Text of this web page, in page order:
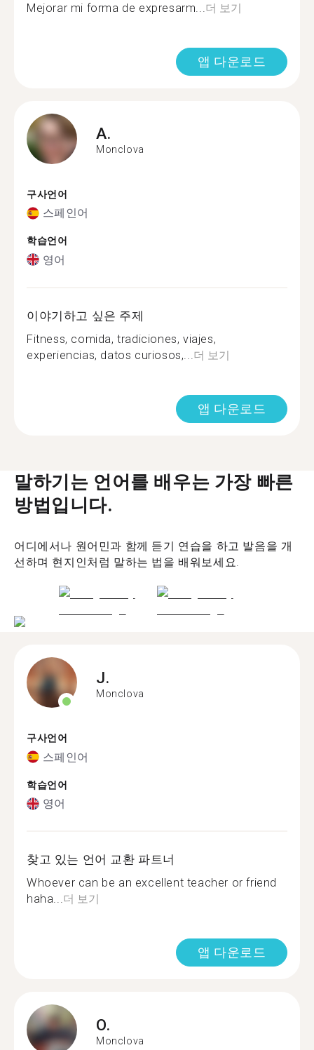
Mejorar mi forma de expresarm... 더 보기
앱 다운로드
A.
Monclova
구사언어
스페인어
학습언어
영어
이야기하고 싶은 주제
Fitness, comida, tradiciones, viajes,
experiencias, datos curiosos,... 더 보기
앱 다운로드
말하기는 언어를 배우는 가장 빠른
방법입니다.
어디에서나 원어민과 함께 듣기 연습을 하고 발음을 개
선하며 현지인처럼 말하는 법을 배워보세요.
J.
Monclova
구사언어
스페인어
학습언어
영어
찾고 있는 언어 교환 파트너
Whoever can be an excellent teacher or friend
haha...더 보기
앱 다운로드
O.
Monclova